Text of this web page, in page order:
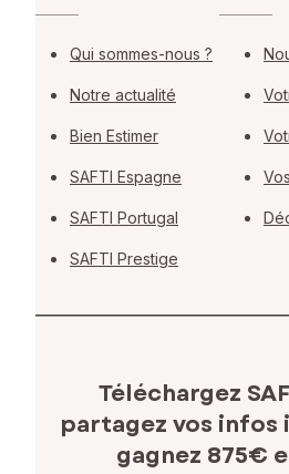
Qui sommes-nous ?
Notre actualité
Bien Estimer
SAFTI Espagne
SAFTI Portugal
SAFTI Prestige
Téléchargez
partagez vos infos
gagnez 875€